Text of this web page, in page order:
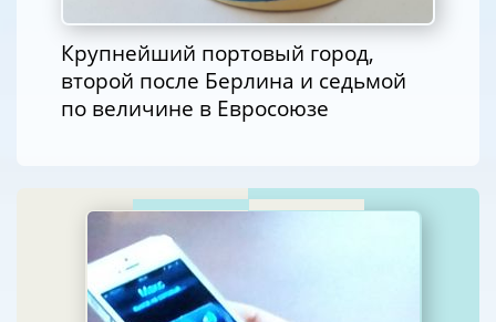
Крупнейший портовый город,
второй после Берлина и седьмой
по величине в Евросоюзе